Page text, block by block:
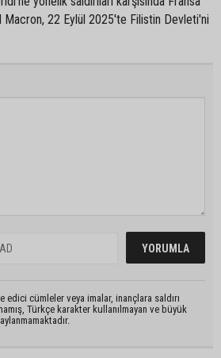
Macron, 22 Eylül 2025'te Filistin Devleti'ni
edici cümleler veya imalar, inançlara saldırı
Türkçe karakter kullanılmayan ve büyük